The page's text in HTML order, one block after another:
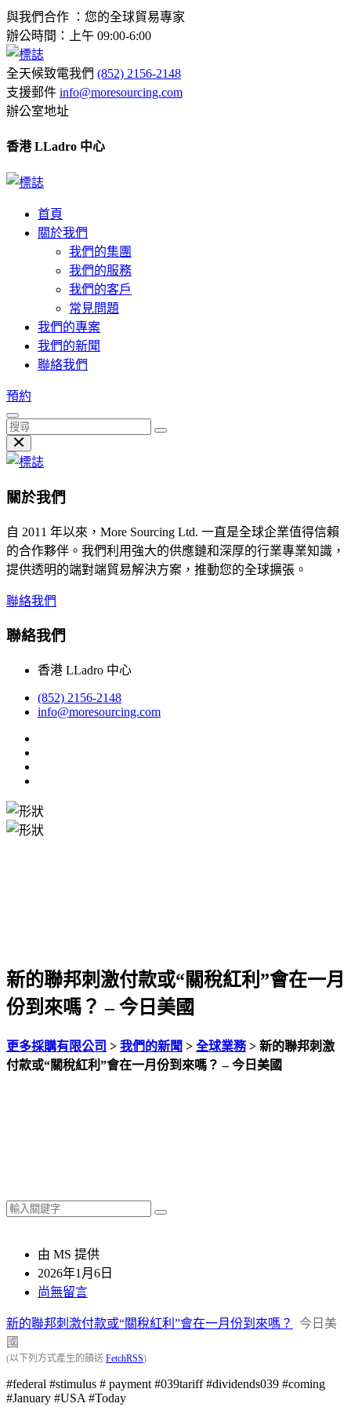
與我們合作 ：您的全球貿易專家
辦公時間：上午 09:00-6:00
全天候致電我們 (852) 2156-2148
支援郵件 info@moresourcing.com
辦公室地址
香港 LLadro 中心
首頁
關於我們
我們的集團
我們的服務
我們的客戶
常見問題
我們的專案
我們的新聞
聯絡我們
預約
關於我們
自 2011 年以來，More Sourcing Ltd. 一直是全球企業值得信賴
的合作夥伴。我們利用強大的供應鏈和深厚的行業專業知識，
提供透明的端對端貿易解決方案，推動您的全球擴張。
聯絡我們
聯絡我們
香港 LLadro 中心
(852) 2156-2148
info@moresourcing.com
新的聯邦刺激付款或“關稅紅利”會在一月
份到來嗎？ – 今日美國
更多採購有限公司 > 我們的新聞 > 全球業務> 新的聯邦刺激
付款或“關稅紅利”會在一月份到來嗎？ – 今日美國
由 MS 提供
2026年1月6日
尚無留言
新的聯邦刺激付款或“關稅紅利”會在一月份到來嗎？
今日美
國
(以下列方式產生的饋送 FetchRSS)
#federal #stimulus # payment #039tariff #dividends039 #coming
#January #USA #Today